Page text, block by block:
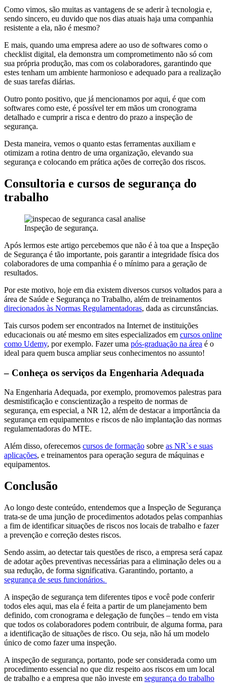
Como vimos, são muitas as vantagens de se aderir à tecnologia e,
sendo sincero, eu duvido que nos dias atuais haja uma companhia
resistente a ela, não é mesmo?
E mais, quando uma empresa adere ao uso de softwares como o
checklist digital, ela demonstra um comprometimento não só com
sua própria produção, mas com os colaboradores, garantindo que
estes tenham um ambiente harmonioso e adequado para a realização
de suas tarefas diárias.
Outro ponto positivo, que já mencionamos por aqui, é que com
softwares como este, é possível ter em mãos um cronograma
detalhado e cumprir a risca e dentro do prazo a inspeção de
segurança.
Desta maneira, vemos o quanto estas ferramentas auxiliam e
otimizam a rotina dentro de uma organização, elevando sua
segurança e colocando em prática ações de correção dos riscos.
Consultoria e cursos de segurança do
trabalho
Inspeção de segurança.
Após lermos este artigo percebemos que não é à toa que a Inspeção
de Segurança é tão importante, pois garantir a integridade física dos
colaboradores de uma companhia é o mínimo para a geração de
resultados.
Por este motivo, hoje em dia existem diversos cursos voltados para a
área de Saúde e Segurança no Trabalho, além de treinamentos
direcionados às Normas Regulamentadoras, dada as circunstâncias.
Tais cursos podem ser encontrados na Internet de instituições
educacionais ou até mesmo em sites especializados em cursos online
como Udemy, por exemplo. Fazer uma pós-graduação na área é o
ideal para quem busca ampliar seus conhecimentos no assunto!
– Conheça os serviços da Engenharia Adequada
Na Engenharia Adequada, por exemplo, promovemos palestras para
desmistificação e conscientização a respeito de normas de
segurança, em especial, a NR 12, além de destacar a importância da
segurança em equipamentos e riscos de não implantação das normas
regulamentadoras do MTE.
Além disso, oferecemos cursos de formação sobre as NR`s e suas
aplicações, e treinamentos para operação segura de máquinas e
equipamentos.
Conclusão
Ao longo deste conteúdo, entendemos que a Inspeção de Segurança
trata-se de uma junção de procedimentos adotados pelas companhias
a fim de identificar situações de riscos nos locais de trabalho e fazer
a prevenção e correção destes riscos.
Sendo assim, ao detectar tais questões de risco, a empresa será capaz
de adotar ações preventivas necessárias para a eliminação deles ou a
sua redução, de forma significativa. Garantindo, portanto, a
segurança de seus funcionários.
A inspeção de segurança tem diferentes tipos e você pode conferir
todos eles aqui, mas ela é feita a partir de um planejamento bem
definido, com cronograma e delegação de funções – tendo em vista
que todos os colaboradores podem contribuir, de alguma forma, para
a identificação de situações de risco. Ou seja, não há um modelo
único de como fazer uma inspeção.
A inspeção de segurança, portanto, pode ser considerada como um
procedimento essencial no que diz respeito aos riscos em um local
de trabalho e a empresa que não investe em segurança do trabalho